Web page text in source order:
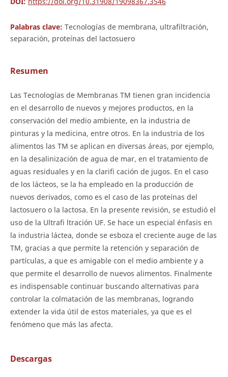
Palabras clave: Tecnologías de membrana, ultrafiltración,
separación, proteínas del lactosuero
Resumen
Las Tecnologías de Membranas TM tienen gran incidencia
en el desarrollo de nuevos y mejores productos, en la
conservación del medio ambiente, en la industria de
pinturas y la medicina, entre otros. En la industria de los
alimentos las TM se aplican en diversas áreas, por ejemplo,
en la desalinización de agua de mar, en el tratamiento de
aguas residuales y en la clarifi cación de jugos. En el caso
de los lácteos, se la ha empleado en la producción de
nuevos derivados, como es el caso de las proteínas del
lactosuero o la lactosa. En la presente revisión, se estudió el
uso de la Ultrafi ltración UF. Se hace un especial énfasis en
la industria láctea, donde se esboza el creciente auge de las
TM, gracias a que permite la retención y separación de
partículas, a que es amigable con el medio ambiente y a
que permite el desarrollo de nuevos alimentos. Finalmente
es indispensable continuar buscando alternativas para
controlar la colmatación de las membranas, logrando
extender la vida útil de estos materiales, ya que es el
fenómeno que más las afecta.
Descargas